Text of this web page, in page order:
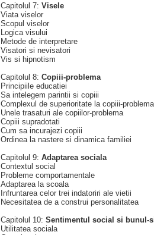
Capitolul 7: Visele
Viata viselor
Scopul viselor
Logica visului
Metode de interpretare
Visatori si nevisatori
Vis si hipnotism
Capitolul 8: Copiii-problema
Principiile educatiei
Sa intelegem parintii si copiii
Complexul de superioritate la copiii-problema
Unele trasaturi ale copiilor-problema
Copiii supradotati
Cum sa incurajezi copiii
Ordinea la nastere si dinamica familiei
Capitolul 9: Adaptarea sociala
Contextul social
Probleme comportamentale
Adaptarea la scoala
Infruntarea celor trei indatoriri ale vietii
Necesitatea de a construi personalitatea
Capitolul 10: Sentimentul social si bunul-
Utilitatea sociala